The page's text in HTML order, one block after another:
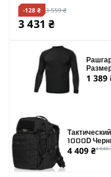
-128 ₴ 3 559 ₴
3 431 ₴
1 389
1000D
4 409 ₴4